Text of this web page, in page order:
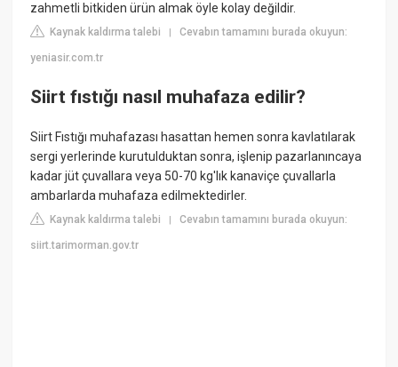
zahmetli bitkiden ürün almak öyle kolay değildir.
Kaynak kaldırma talebi |Cevabın tamamını burada okuyun:
yeniasir.com.tr
Siirt fıstığı nasıl muhafaza edilir?
Siirt Fıstığı muhafazası hasattan hemen sonra kavlatılarak
sergi yerlerinde kurutulduktan sonra, işlenip pazarlanıncaya
kadar jüt çuvallara veya 50-70 kg'lık kanaviçe çuvallarla
ambarlarda muhafaza edilmektedirler.
Kaynak kaldırma talebi |Cevabın tamamını burada okuyun:
siirt.tarimorman.gov.tr